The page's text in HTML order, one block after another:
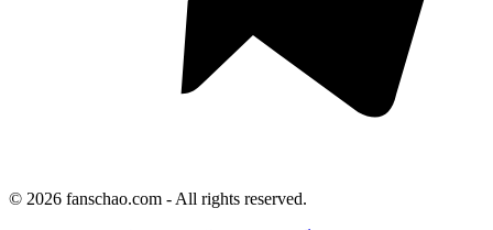
© 2026 fanschao.com - All rights reserved.